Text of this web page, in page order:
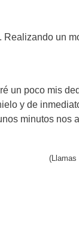
Realizando un
un poco mis
y de
minutos nos